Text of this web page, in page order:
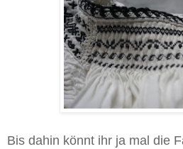
Bis dahin könnt ihr ja mal die